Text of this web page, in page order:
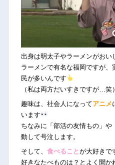
出身は明太子やラーメンがおい
ラーメンで有名な福岡ですが
民が多いんです
（私は両方だいすきですが…笑）
趣味は、社会人になってアニメ
います
ちなみに「部活の友情もの」
動して号泣します。
そして、 食べることが大好きで
好きなたべものは？とよく聞か